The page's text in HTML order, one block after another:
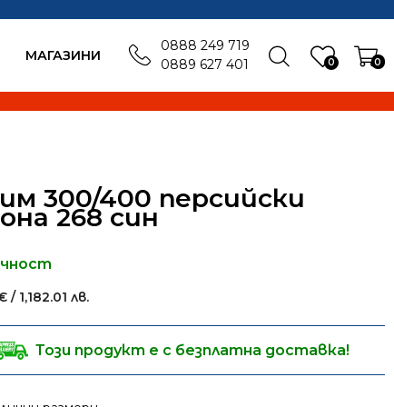
MАГАЗИНИ 0 0
0888 249 719
0889 627 401
300/400 персийски
268 син
/ 1,182.01 лв.
Този продукт е с безплатна доставка!